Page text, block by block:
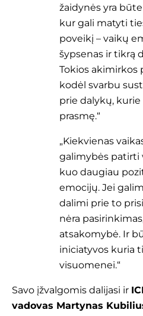
žaidynės yra
kur gali matyti
poveikį – vaikų
šypsenas ir tikrą
Tokios akimirkos
kodėl svarbu
prie dalykų,
prasmę.“
„Kiekvienas
galimybės patirti
kuo daugiau
emocijų. Jei
dalimi prie to
nėra
atsakomybė. Ir
iniciatyvos kuria
visuomenei.“
Savo įžvalgomis dalijasi ir
vadovas Martynas